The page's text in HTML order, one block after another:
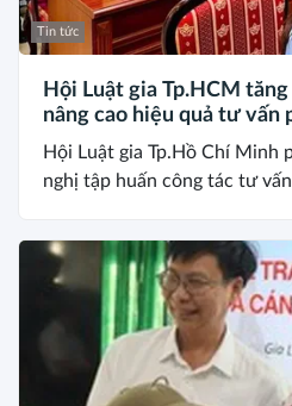
Tin tức
Hội Luật gia Tp.HCM
nâng cao hiệu quả tư vấn
Hội Luật gia Tp.Hồ Chí Minh
nghị tập huấn công tác tư